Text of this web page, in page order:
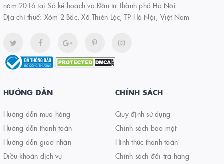
năm 2016 tại Sở kế hoạch và Đầu tư Thành phố Hà Nội
Địa chỉ thuế: Xóm 2 Bắc, Xã Thiên Lộc, TP Hà Nội, Việt Nam
HƯỚNG DẪN
Hướng dẫn mua hàng
Hướng dẫn thanh toán
Hướng dẫn giao nhận
Điều khoản dịch vụ
CHÍNH SÁCH
Quy định sử dụng
Chính sách bảo mật
Hình thức thanh toán
Chính sách đổi trả hàng